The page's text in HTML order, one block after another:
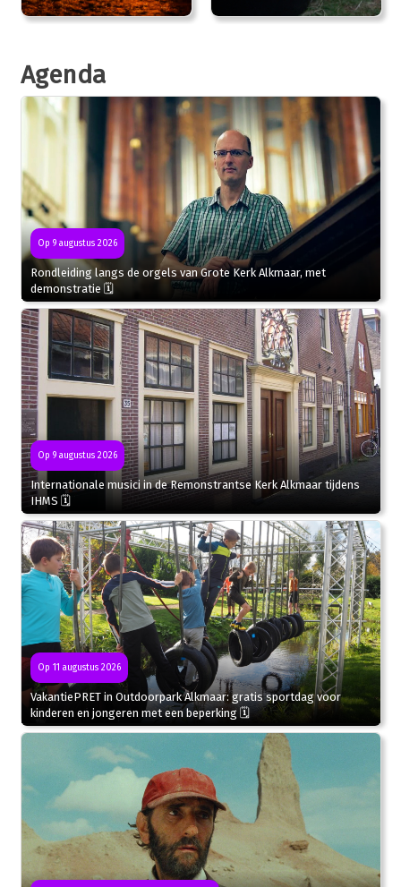
Agenda
Op 9 augustus 2026
Rondleiding langs de orgels van Grote Kerk Alkmaar, met
demonstratie 🗓
Op 9 augustus 2026
Internationale musici in de Remonstrantse Kerk Alkmaar tijdens
IHMS 🗓
Op 11 augustus 2026
VakantiePRET in Outdoorpark Alkmaar: gratis sportdag voor
kinderen en jongeren met een beperking 🗓